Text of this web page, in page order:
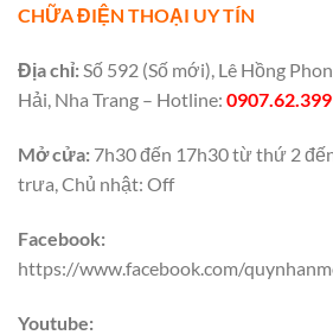
CHỮA ĐIỆN THOẠI UY TÍN
Địa chỉ:Số 592 (Số mới), Lê Hồng
Hải, Nha Trang – Hotline:
Mở cửa: 7h30 đến 17h30 từ thứ 2
trưa, Chủ nhật: Off
Facebook:
https://www.facebook.com/
Youtube: